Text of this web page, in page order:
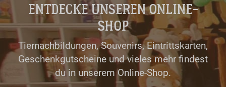
ENTDECKE UNSEREN ONLINE-
SHOP
Tiernachbildungen, Souvenirs, Eintrittskarten,
Geschenkgutscheine und vieles mehr findest
du in unserem Online-Shop.